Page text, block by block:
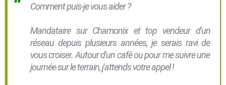
Comment puis-je vous aider ?
Mandataire sur Chamonix et top vendeur d'un
réseau depuis plusieurs années, je serais ravi de
vous croiser. Autour d'un café ou pour me suivre une
journée sur le terrain, j'attends votre appel !